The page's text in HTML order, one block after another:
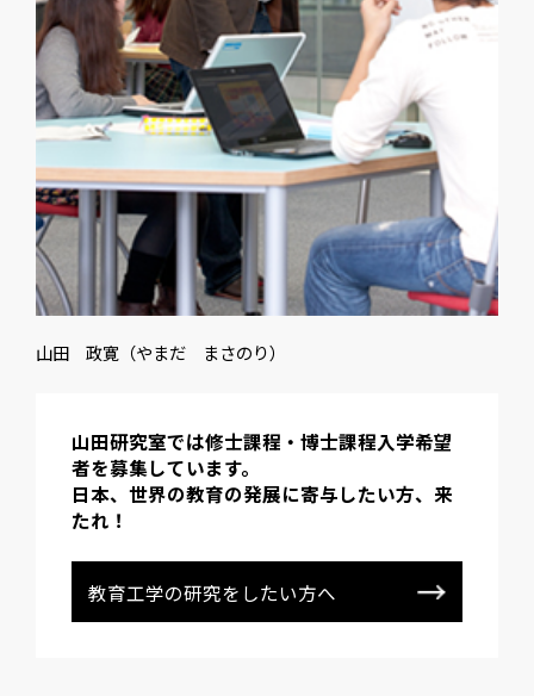
山田研究室では修士課程・博士課程入学希望
者を募集しています。
日本、世界の教育の発展に寄与したい方、来
たれ！
教育工学の研究をしたい方へ
山田 政寛（やまだ まさのり）